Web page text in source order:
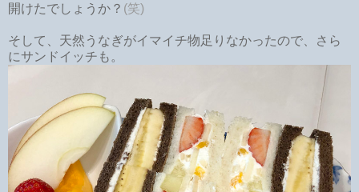
開けたでしょうか？ (笑)
そして、天然うなぎがイマイチ物足りなかったので、さら
にサンドイッチも。